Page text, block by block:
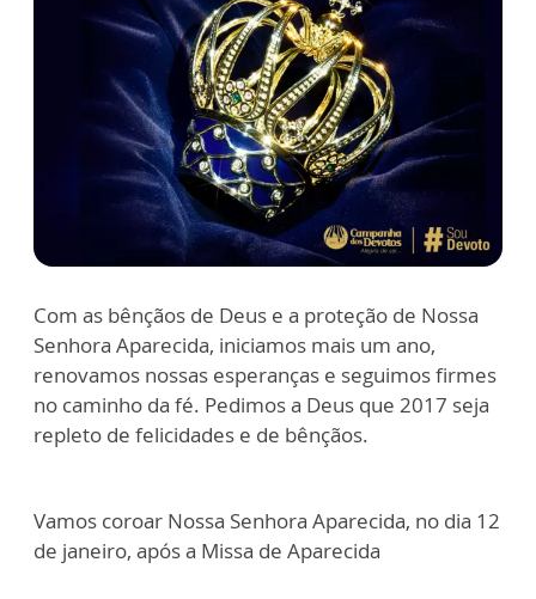
Com as bênçãos de Deus e a proteção de Nossa
Senhora Aparecida, iniciamos mais um ano,
renovamos nossas esperanças e seguimos firmes
no caminho da fé. Pedimos a Deus que 2017 seja
repleto de felicidades e de bênçãos.
Vamos coroar Nossa Senhora Aparecida, no dia 12
de janeiro, após a Missa de Aparecida